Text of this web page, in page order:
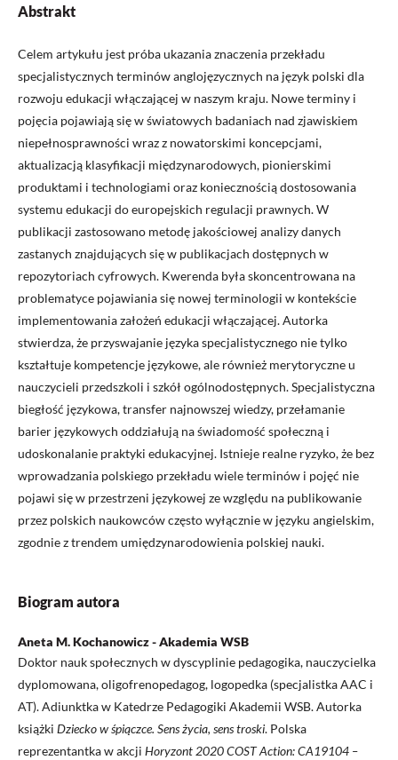
Abstrakt
Celem artykułu jest próba ukazania znaczenia przekładu
specjalistycznych terminów anglojęzycznych na język polski dla
rozwoju edukacji włączającej w naszym kraju. Nowe terminy i
pojęcia pojawiają się w światowych badaniach nad zjawiskiem
niepełnosprawności wraz z nowatorskimi koncepcjami,
aktualizacją klasyfikacji międzynarodowych, pionierskimi
produktami i technologiami oraz koniecznością dostosowania
systemu edukacji do europejskich regulacji prawnych. W
publikacji zastosowano metodę jakościowej analizy danych
zastanych znajdujących się w publikacjach dostępnych w
repozytoriach cyfrowych. Kwerenda była skoncentrowana na
problematyce pojawiania się nowej terminologii w kontekście
implementowania założeń edukacji włączającej. Autorka
stwierdza, że przyswajanie języka specjalistycznego nie tylko
kształtuje kompetencje językowe, ale również merytoryczne u
nauczycieli przedszkoli i szkół ogólnodostępnych. Specjalistyczna
biegłość językowa, transfer najnowszej wiedzy, przełamanie
barier językowych oddziałują na świadomość społeczną i
udoskonalanie praktyki edukacyjnej. Istnieje realne ryzyko, że bez
wprowadzania polskiego przekładu wiele terminów i pojęć nie
pojawi się w przestrzeni językowej ze względu na publikowanie
przez polskich naukowców często wyłącznie w języku angielskim,
zgodnie z trendem umiędzynarodowienia polskiej nauki.
Biogram autora
Aneta M. Kochanowicz - Akademia WSB
Doktor nauk społecznych w dyscyplinie pedagogika, nauczycielka
dyplomowana, oligofrenopedagog, logopedka (specjalistka AAC i
AT). Adiunktka w Katedrze Pedagogiki Akademii WSB. Autorka
książki Dziecko w śpiączce. Sens życia, sens troski. Polska
reprezentantka w akcji Horyzont 2020 COST Action: CA19104 –